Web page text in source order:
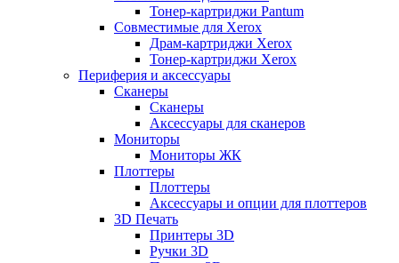
Тонер-картриджи Pantum
Совместимые для Xerox
Драм-картриджи Xerox
Тонер-картриджи Xerox
Периферия и аксессуары
Сканеры
Сканеры
Аксессуары для сканеров
Мониторы
Мониторы ЖК
Плоттеры
Плоттеры
Аксессуары и опции для плоттеров
3D Печать
Принтеры 3D
Ручки 3D